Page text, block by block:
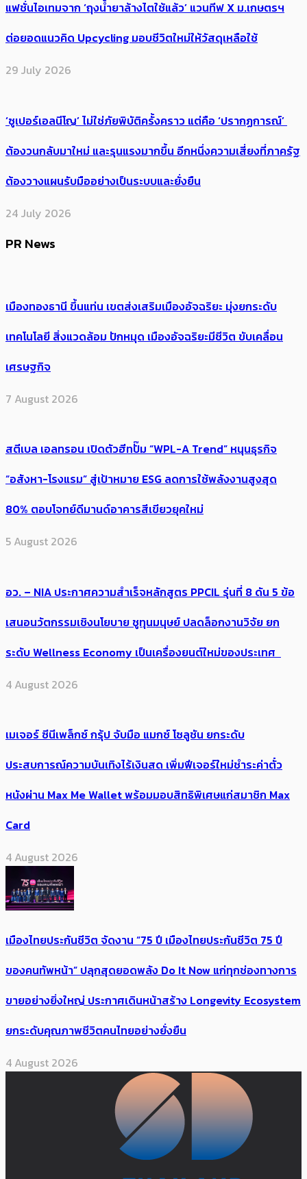
แฟชั่นไอเทมจาก ‘ถุงน้ำยาล้างไตใช้แล้ว’ แวนทีฟ X ม.เกษตรฯ
ต่อยอดแนวคิด Upcycling มอบชีวิตใหม่ให้วัสดุเหลือใช้
29 July 2026
‘ซูเปอร์เอลนีโญ’ ไม่ใช่ภัยพิบัติครั้งคราว แต่คือ ‘ปรากฏการณ์’ ​
ต้อง​วนกลับมาใหม่ และรุนแรงมากขึ้น อีกหนึ่งความเสี่ยงที่ภาครัฐ
ต้องวางแผนรับมืออย่างเป็นระบบและยั่งยืน
24 July 2026
PR News
เมืองทองธานี ขึ้นแท่น เขตส่งเสริมเมืองอัจฉริยะ มุ่งยกระดับ
เทคโนโลยี สิ่งแวดล้อม ปักหมุด เมืองอัจฉริยะมีชีวิต ขับเคลื่อน
เศรษฐกิจ
7 August 2026
สตีเบล เอลทรอน เปิดตัวฮีทปั๊ม “WPL-A Trend” หนุนธุรกิจ
“อสังหา-โรงแรม” สู่เป้าหมาย ESG ลดการใช้พลังงานสูงสุด
80% ตอบโจทย์ดีมานด์อาคารสีเขียวยุคใหม่
5 August 2026
อว. – NIA ประกาศความสำเร็จหลักสูตร PPCIL รุ่นที่ 8 ดัน 5 ข้อ
เสนอนวัตกรรมเชิงนโยบาย ชูทุนมนุษย์ ปลดล็อกงานวิจัย ยก
ระดับ Wellness Economy เป็นเครื่องยนต์ใหม่ของประเทศ
4 August 2026
เมเจอร์ ซีนีเพล็กซ์ กรุ้ป จับมือ แมกซ์ โซลูชัน ยกระดับ
ประสบการณ์ความบันเทิงไร้เงินสด เพิ่มฟีเจอร์ใหม่ชำระค่าตั๋ว
หนังผ่าน Max Me Wallet พร้อมมอบสิทธิพิเศษแก่สมาชิก Max
Card
4 August 2026
เมืองไทยประกันชีวิต จัดงาน “75 ปี เมืองไทยประกันชีวิต 75 ปี
ของคนทัพหน้า” ปลุกสุดยอดพลัง Do It Now แก่ทุกช่องทางการ
ขายอย่างยิ่งใหญ่ ประกาศเดินหน้าสร้าง Longevity Ecosystem
ยกระดับคุณภาพชีวิตคนไทยอย่างยั่งยืน
4 August 2026